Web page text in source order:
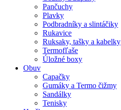
Pančuchy
Plavky
Podbradníky a slintáčiky
Rukavice
Ruksaky, tašky a kabelky
Termofľaše
Úložné boxy
Obuv
Capačky
Gumáky a Termo čižmy
Sandálky
Tenisky